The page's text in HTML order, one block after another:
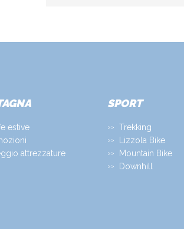
estive
attrezzature
SPORT
Trekking
Lizzola Bike
Mountain Bike
Downhill